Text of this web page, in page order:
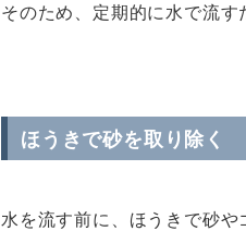
そのため、定期的に水で流す
ほうきで砂を取り除く
水を流す前に、ほうきで砂や